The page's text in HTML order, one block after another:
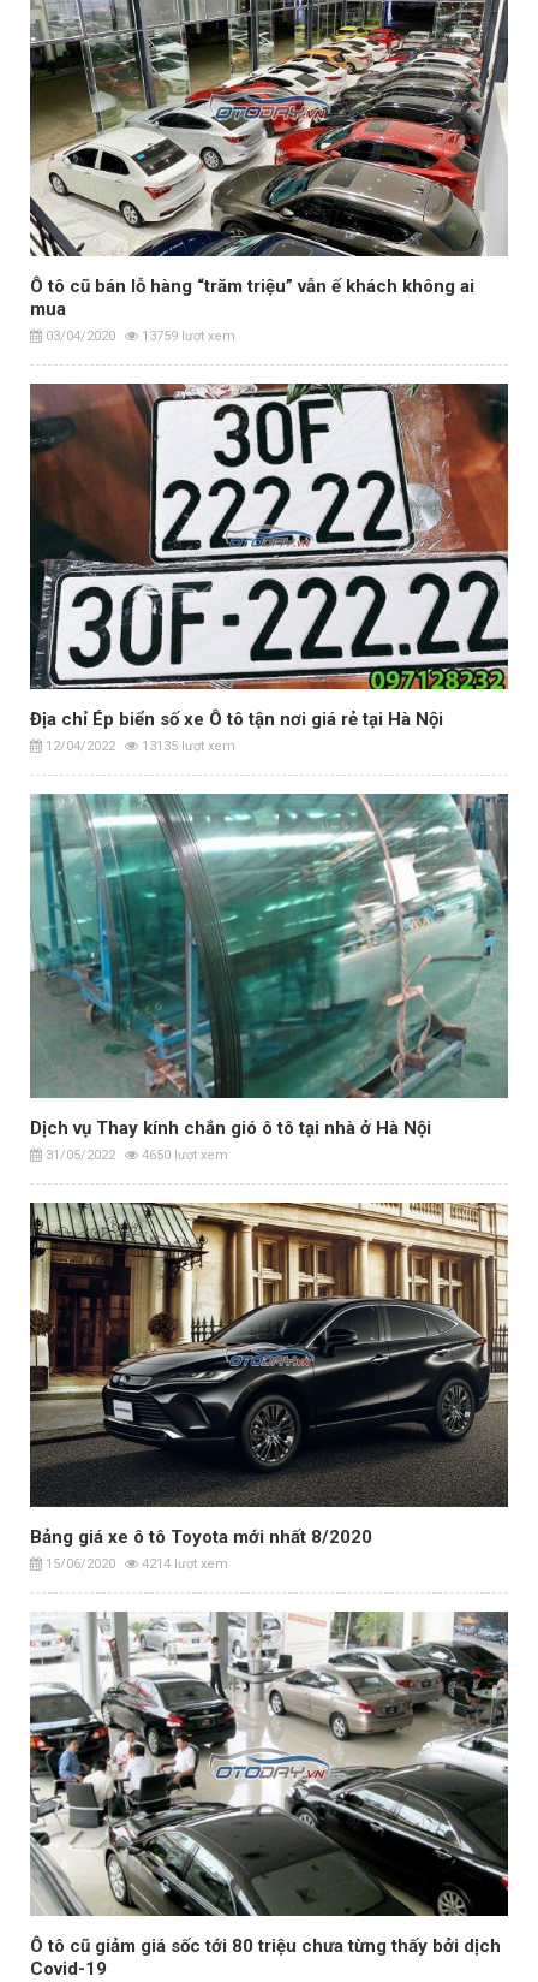
Ô tô cũ bán lỗ hàng “trăm triệu” vẫn ế khách không ai
mua
03/04/2020 13759 lượt xem
Địa chỉ Ép biển số xe Ô tô tận nơi giá rẻ tại Hà Nội
12/04/2022 13135 lượt xem
Dịch vụ Thay kính chắn gió ô tô tại nhà ở Hà Nội
31/05/2022 4650 lượt xem
Bảng giá xe ô tô Toyota mới nhất 8/2020
15/06/2020 4214 lượt xem
Ô tô cũ giảm giá sốc tới 80 triệu chưa từng thấy bởi dịch
Covid-19